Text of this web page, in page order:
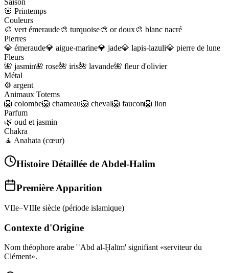
🌸 Printemps
Couleurs
🎨 vert émeraude🎨 turquoise🎨 or doux🎨 blanc nacré
Pierres
💎 émeraude💎 aigue-marine💎 jade💎 lapis-lazuli💎 pierre de lune
Fleurs
🌺 jasmin🌺 rose🌺 iris🌺 lavande🌺 fleur d'olivier
Métal
⚙️ argent
Animaux Totems
🦁 colombe🦁 chameau🦁 cheval🦁 faucon🦁 lion
Parfum
🌿 oud et jasmin
Chakra
🧘 Anahata (cœur)
Histoire Détaillée de Abdel-Halim
Première Apparition
VIIe–VIIIe siècle (période islamique)
Contexte d'Origine
Nom théophore arabe 'ʿAbd al-Ḥalīm' signifiant «serviteur du
Clément».